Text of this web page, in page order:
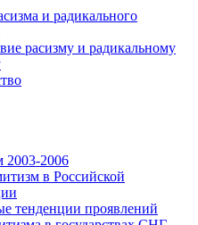
и радикального
расизму и радикальному
2003-2006
в Российской
тенденции проявлений